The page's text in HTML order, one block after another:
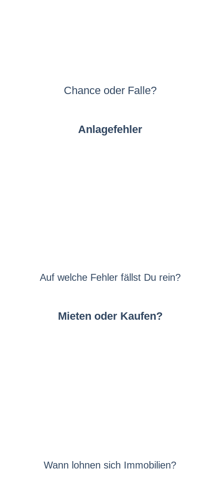
Chance oder Falle?
Anlagefehler
Auf welche Fehler fällst Du rein?
Mieten oder Kaufen?
Wann lohnen sich Immobilien?